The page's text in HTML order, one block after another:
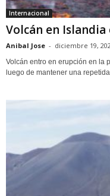
Internacional
Volcán en
Anibal Jose - diciembre 19,
Volcán entro en erupción en la
luego de mantener una